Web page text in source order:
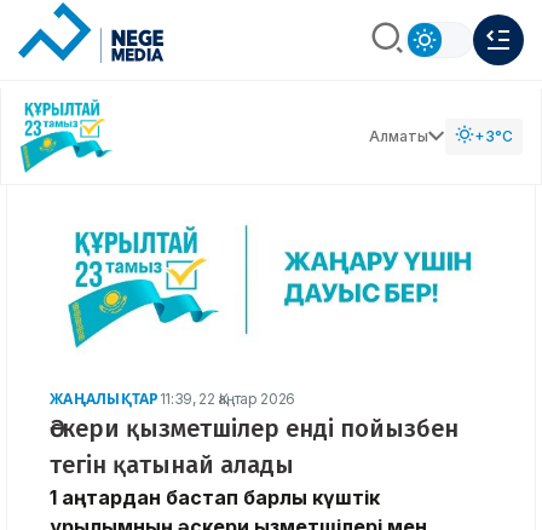
Алматы +3°C
ЖАҢАЛЫҚТАР 11:39, 22 Қаңтар 2026
Әскери қызметшілер енді пойызбен
тегін қатынай алады
1 қаңтардан бастап барлық күштік